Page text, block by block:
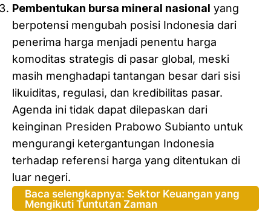
Pembentukan bursa mineral nasional yang
berpotensi mengubah posisi Indonesia dari
penerima harga menjadi penentu harga
komoditas strategis di pasar global, meski
masih menghadapi tantangan besar dari sisi
likuiditas, regulasi, dan kredibilitas pasar.
Agenda ini tidak dapat dilepaskan dari
keinginan Presiden Prabowo Subianto untuk
mengurangi ketergantungan Indonesia
terhadap referensi harga yang ditentukan di
luar negeri.
Baca selengkapnya: Sektor Keuangan yang
Mengikuti Tuntutan Zaman